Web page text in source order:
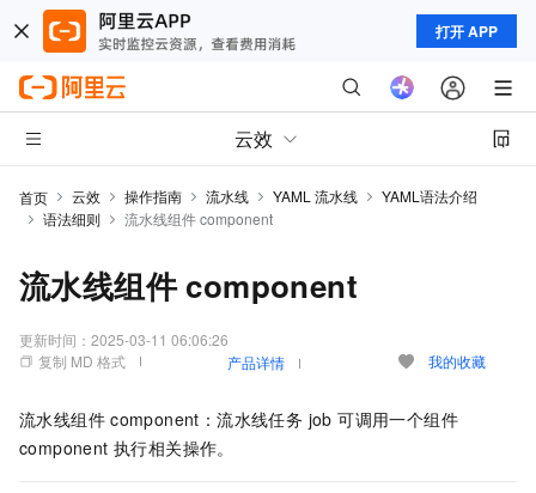
打开 APP
云效
首页 云效 操作指南 流水线 YAML 流水线
YAML语法介绍
语法细则
流水线组件 component
流水线组件 component
更新时间： 2025-03-11 06:06:26
复制 MD 格式
产品详情 我的收藏
流水线组件 component：流水线任务 job 可调用一个组件
component 执行相关操作。